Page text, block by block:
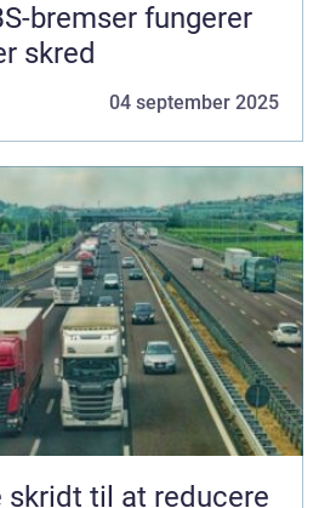
bremser fungerer
skred
04 september 2025
skridt til at reducere